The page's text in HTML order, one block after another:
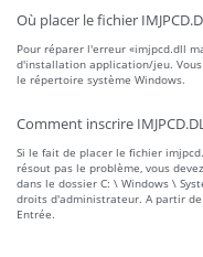
Où placer le fichier
Pour réparer l'erreur «imjpcd.dll
d'installation application/jeu.
le répertoire système Windows.
Comment inscrire
Si le fait de placer le fichier
résout pas le problème, vous
dans le dossier C: \ Windows \
droits d'administrateur. A partir
Entrée.